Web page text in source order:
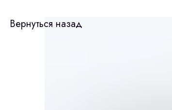
Вернуться назад